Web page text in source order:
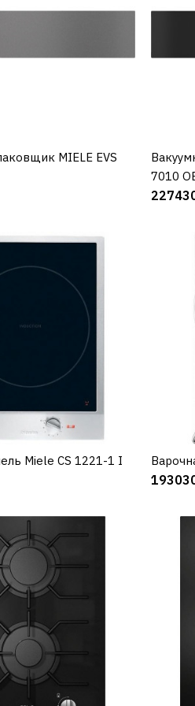
КУПИТЬMIELE EVS
7010
КУПИТЬ
Miele CS 1221-1 I